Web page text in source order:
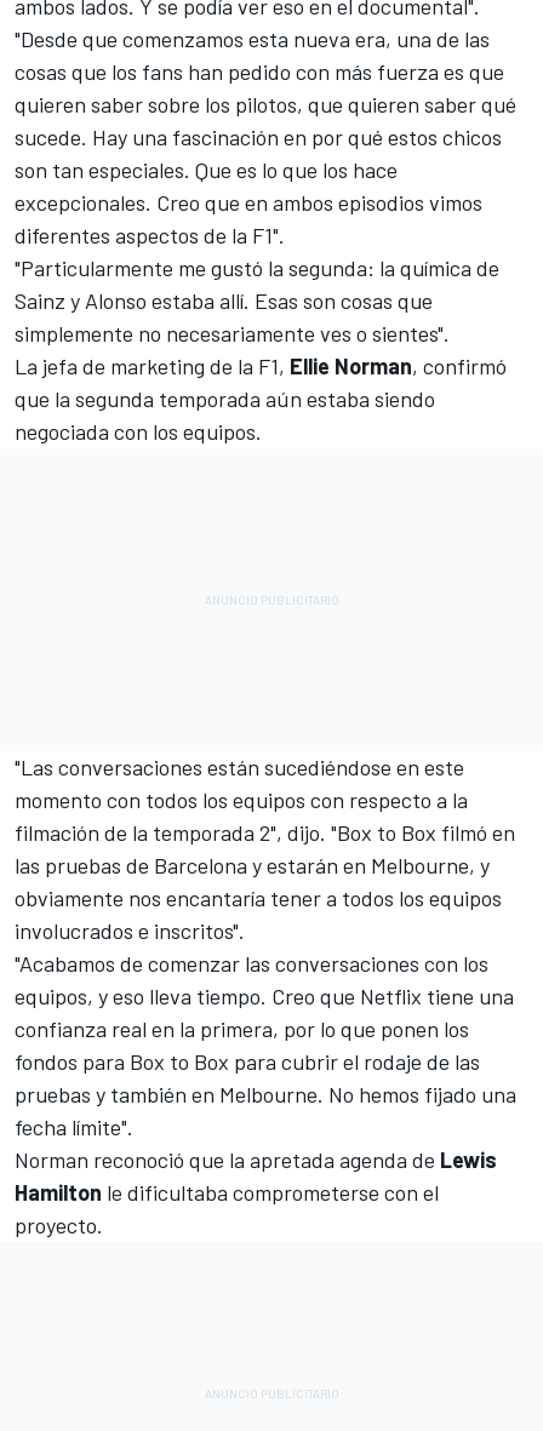
ambos lados. Y se podía ver eso en el documental".
"Desde que comenzamos esta nueva era, una de las
cosas que los fans han pedido con más fuerza es que
quieren saber sobre los pilotos, que quieren saber qué
sucede. Hay una fascinación en por qué estos chicos
son tan especiales. Que es lo que los hace
excepcionales. Creo que en ambos episodios vimos
diferentes aspectos de la F1".
"Particularmente me gustó la segunda: la química de
Sainz y Alonso estaba allí. Esas son cosas que
simplemente no necesariamente ves o sientes".
La jefa de marketing de la F1, Ellie Norman, confirmó
que la segunda temporada aún estaba siendo
negociada con los equipos.
"Las conversaciones están sucediéndose en este
momento con todos los equipos con respecto a la
filmación de la temporada 2", dijo. "Box to Box filmó en
las pruebas de Barcelona y estarán en Melbourne, y
obviamente nos encantaría tener a todos los equipos
involucrados e inscritos".
"Acabamos de comenzar las conversaciones con los
equipos, y eso lleva tiempo. Creo que Netflix tiene una
confianza real en la primera, por lo que ponen los
fondos para Box to Box para cubrir el rodaje de las
pruebas y también en Melbourne. No hemos fijado una
fecha límite".
Norman reconoció que la apretada agenda de Lewis
Hamilton le dificultaba comprometerse con el
proyecto.